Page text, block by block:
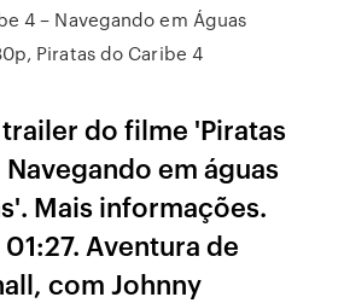
4 – Navegando em Águas
Piratas do Caribe 4
do filme 'Piratas
em águas
Mais informações.
01:27. Aventura de
com Johnny